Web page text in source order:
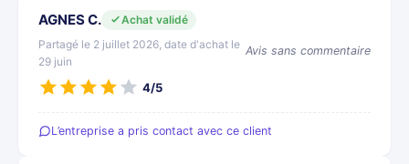
AGNES C.
Achat validé
Partagé le 2 juillet 2026, date d'achat le
29 juin
Avis sans commentaire
4/5
L’entreprise a pris contact avec ce client